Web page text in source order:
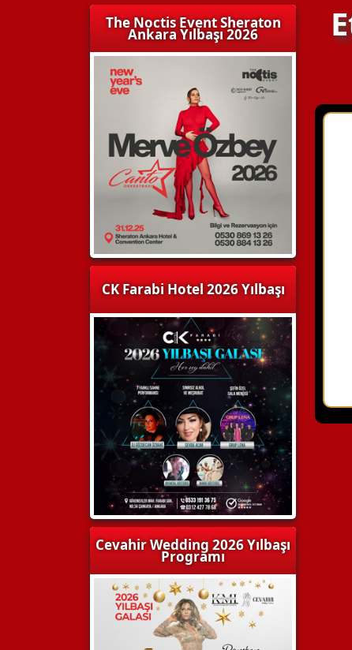
The Noctis Event Sheraton
Ankara Yılbaşı 2026
CK Farabi Hotel 2026 Yılbaşı
Cevahir Wedding 2026 Yılbaşı
Programı